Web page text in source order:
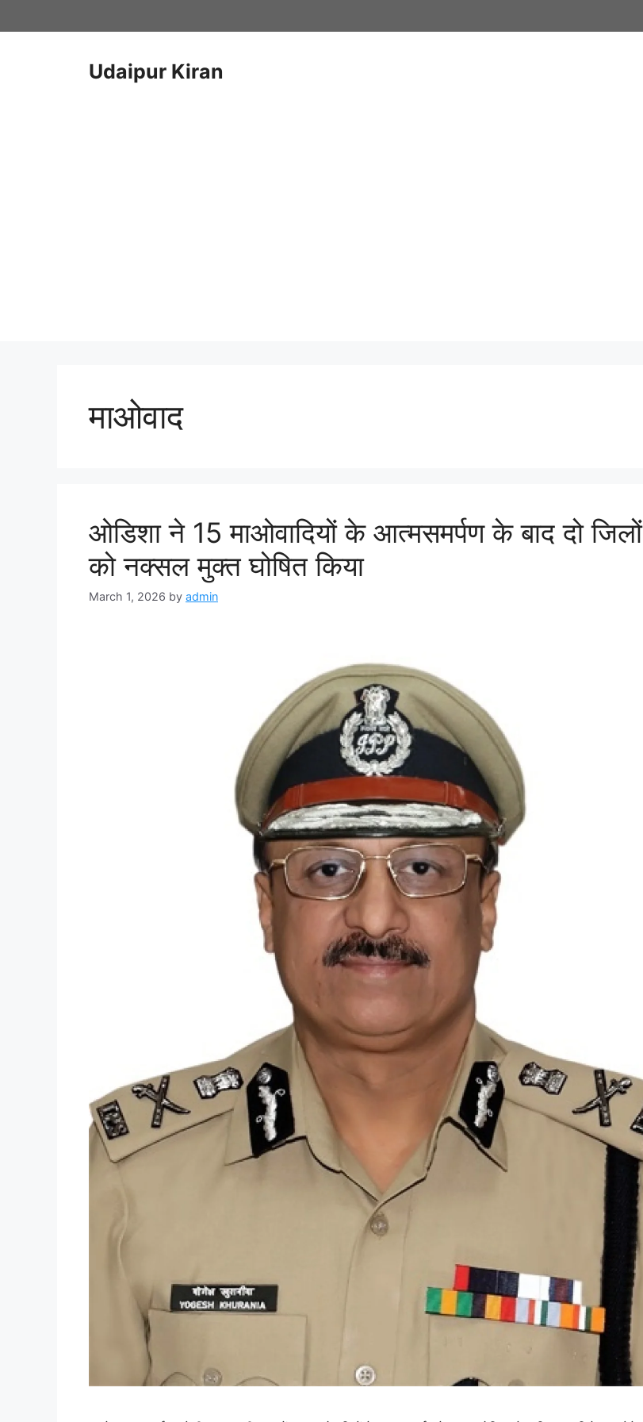
to
Udaipur Kiran
माओवाद
ओडिशा ने 15 माओवादियों के आत्मसमर्पण के बाद दो जिलों
को नक्सल मुक्त घोषित किया
March 1, 2026 by admin